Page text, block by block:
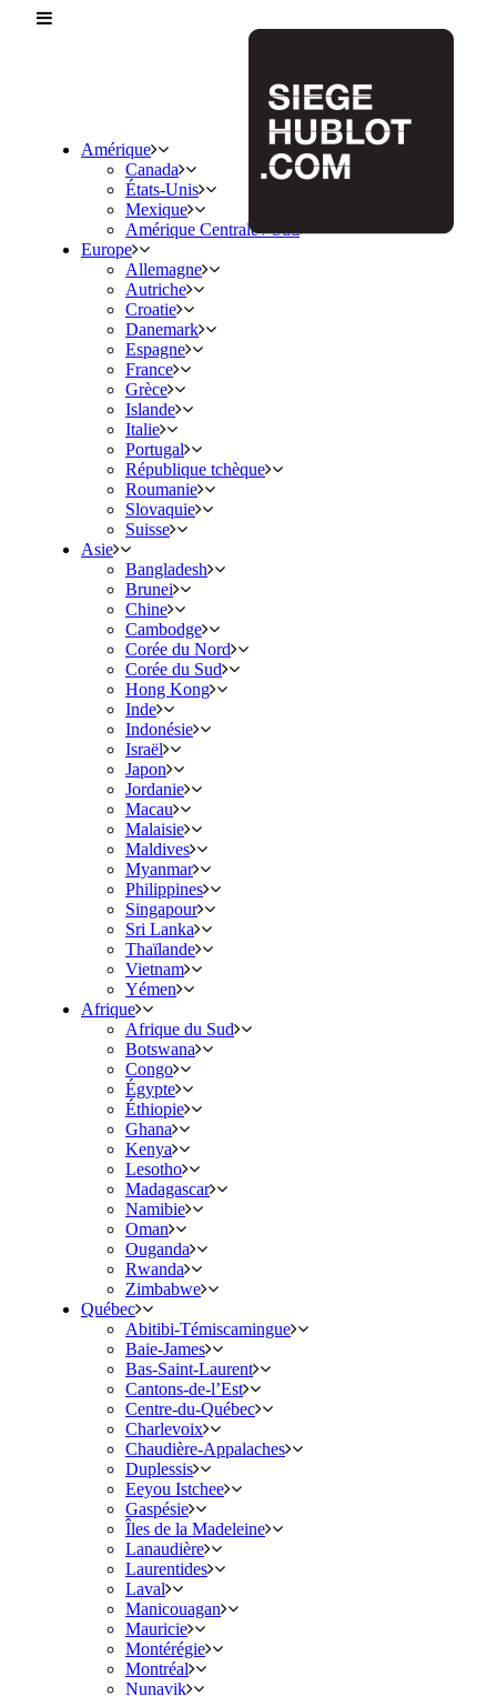
Amérique
Canada
États-Unis
Mexique
Amérique Centrale / Sud
Europe
Allemagne
Autriche
Croatie
Danemark
Espagne
France
Grèce
Islande
Italie
Portugal
République tchèque
Roumanie
Slovaquie
Suisse
Asie
Bangladesh
Brunei
Chine
Cambodge
Corée du Nord
Corée du Sud
Hong Kong
Inde
Indonésie
Israël
Japon
Jordanie
Macau
Malaisie
Maldives
Myanmar
Philippines
Singapour
Sri Lanka
Thaïlande
Vietnam
Yémen
Afrique
Afrique du Sud
Botswana
Congo
Égypte
Éthiopie
Ghana
Kenya
Lesotho
Madagascar
Namibie
Oman
Ouganda
Rwanda
Zimbabwe
Québec
Abitibi-Témiscamingue
Baie-James
Bas-Saint-Laurent
Cantons-de-l’Est
Centre-du-Québec
Charlevoix
Chaudière-Appalaches
Duplessis
Eeyou Istchee
Gaspésie
Îles de la Madeleine
Lanaudière
Laurentides
Laval
Manicouagan
Mauricie
Montérégie
Montréal
Nunavik